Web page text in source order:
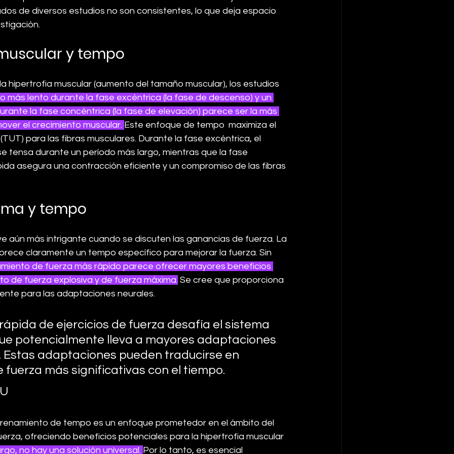
de diversos estudios no son consistentes, lo que deja espacio
y tempo
hipertrofia muscular (aumento del tamaño muscular), los estudios
más lento durante la fase excéntrica (la fase de descenso) y un
la fase concéntrica (la fase de elevación) parece ser la más
el crecimiento muscular. Este enfoque de tempo  maximiza el
para las fibras musculares. Durante la fase excéntrica, el
tensa durante un período más largo, mientras que la fase
asegura una contracción eficiente y un compromiso de las fibras
y tempo
aún más intrigante cuando se discuten las ganancias de fuerza. La
claramente un tempo específico para mejorar la fuerza. Sin
de fuerza más rápido parece ofrecer mayores beneficios
de fuerza explosiva y de fuerza máxima. Se cree que proporciona
para las adaptaciones neurales.
de ejercicios de fuerza desafía el sistema
potencialmente lleva a mayores adaptaciones
Estas adaptaciones pueden traducirse en
fuerza más significativas con el tiempo.
de tempo es un enfoque prometedor en el ámbito del
ofreciendo beneficios potenciales para la hipertrofia muscular
no hay una solución universal. Por lo tanto, es esencial